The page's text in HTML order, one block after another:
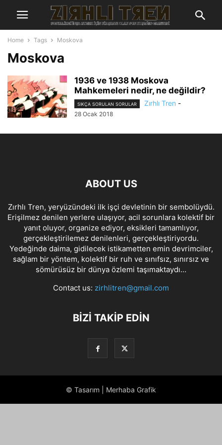
Home Tags Moskova
Moskova
1936 ve 1938 Moskova
Mahkemeleri nedir, ne değildir?
SIKÇA SORULAN SORULAR Zırhlı Tren -
28 Ocak 2018
ABOUT US
Zırhlı Tren, yeryüzündeki ilk işçi devletinin bir sembolüydü.
Erişilmez denilen yerlere ulaşıyor, acil sorunlara kolektif bir
yanıt oluyor, organize ediyor, eksikleri tamamlıyor,
gerçekleştirilemez denilenleri, gerçekleştiriyordu.
Yedeğinde daima, gidilecek istikametten emin devrimciler,
sağlam bir yöntem, kolektif bir ruh ve sınıfsız, sınırsız ve
sömürüsüz bir dünya özlemi taşımaktaydı…
Contact us: zirhlitren@gmail.com
BİZİ TAKİP EDİN
© Tasarım | Merhaba Grafik